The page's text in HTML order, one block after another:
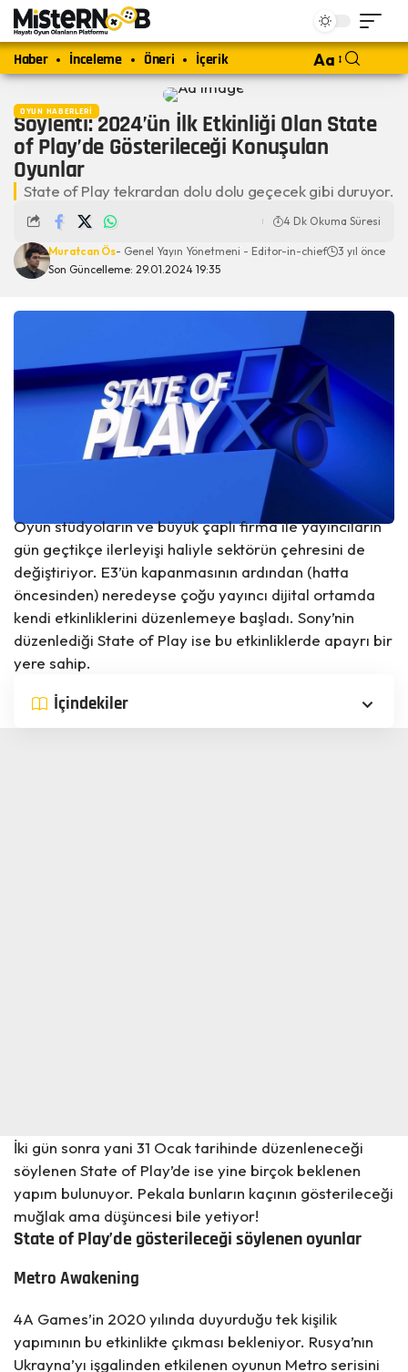
Haber İnceleme Öneri İçerik Aa
OYUN HABERLERI
Söylenti: 2024’ün İlk Etkinliği Olan State
of Play’de Gösterileceği Konuşulan
Oyunlar
State of Play tekrardan dolu dolu geçecek gibi duruyor.
Son Güncelleme: 29.01.2024 19:35
Muratcan Ös- Genel Yayın Yönetmeni - Editor-in-chief 3 yıl önce
4 Dk Okuma Süresi
Oyun stüdyoların ve büyük çaplı firma ile yayıncıların
gün geçtikçe ilerleyişi haliyle sektörün çehresini de
değiştiriyor. E3’ün kapanmasının ardından (hatta
öncesinden) neredeyse çoğu yayıncı dijital ortamda
kendi etkinliklerini düzenlemeye başladı. Sony’nin
düzenlediği State of Play ise bu etkinliklerde apayrı bir
yere sahip.
İçindekiler
İki gün sonra yani 31 Ocak tarihinde düzenleneceği
söylenen State of Play’de ise yine birçok beklenen
yapım bulunuyor. Pekala bunların kaçının gösterileceği
muğlak ama düşüncesi bile yetiyor!
State of Play’de gösterileceği söylenen oyunlar
Metro Awakening
4A Games’in 2020 yılında duyurduğu tek kişilik
yapımının bu etkinlikte çıkması bekleniyor. Rusya’nın
Ukrayna’yı işgalinden etkilenen oyunun Metro serisini